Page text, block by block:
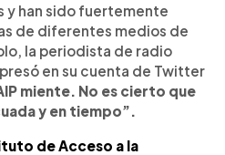
y han sido fuertemente
de diferentes medios de
la periodista de radio
en su cuenta de Twitter
miente. No es cierto que
y en tiempo”.
de Acceso a la